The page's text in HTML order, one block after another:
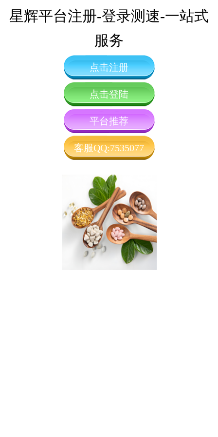
星辉平台注册-登录测速-一站式
服务
点击注册
点击登陆
平台推荐
客服QQ:7535077